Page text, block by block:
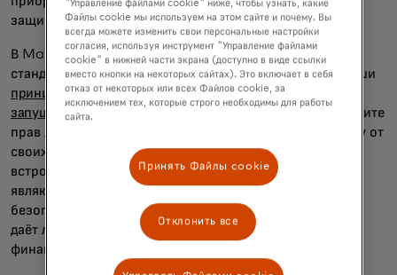
защищены и защищены.
В Mastercard мы придерживаемся самых высоких
стандартов ответственного обращения с данными. Наши
принципы ответственности за данные и технологии,
запущенныев 2019 году, основаны на уважении и защите
прав людей владеть, контролировать и получать выгоду от
своих данных. Конфиденциальность и безопасность
встроены во всё, что мы делаем. Эти обязательства
являются центральными для нашего видения сильной,
безопасной экосистемы открытого банкинга, которая
даёт людям возможность взять под контроль свою
финансовую жизнь.
"Управление файлами cookie" ниже, чтобы узнать, какие
Файлы cookie мы используем на этом сайте и почему. Вы
всегда можете изменить свои персональные настройки
согласия, используя инструмент "Управление файлами
cookie" в нижней части экрана (доступно в виде ссылки
вместо кнопки на некоторых сайтах). Это включает в себя
отказ от некоторых или всех Файлов cookie, за
исключением тех, которые строго необходимы для работы
сайта.
Принять Файлы cookie
Отклонить все